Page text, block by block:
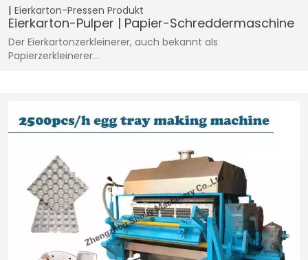
Eierkarton-Pressen Produkt
Eierkarton-Pulper | Papier-Schreddermaschine
Der Eierkartonzerkleinerer, auch bekannt als
Papierzerkleinerer…